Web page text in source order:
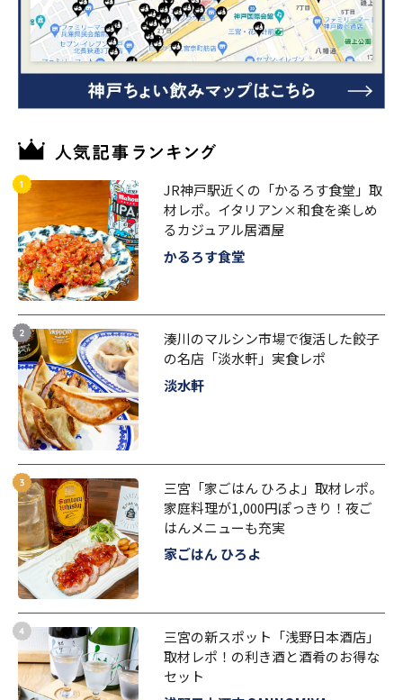
JR神戸駅近くの「かるろす食堂」取
材レポ。イタリアン×和食を楽しめ
るカジュアル居酒屋
かるろす食堂
湊川のマルシン市場で復活した餃子
の名店「淡水軒」実食レポ
淡水軒
三宮「家ごはん ひろよ」取材レポ。
家庭料理が1,000円ぽっきり！夜ご
はんメニューも充実
家ごはん ひろよ
三宮の新スポット「浅野日本酒店」
取材レポ！の利き酒と酒肴のお得な
セット